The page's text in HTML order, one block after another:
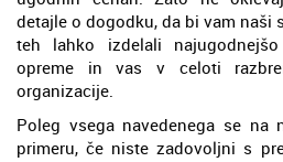
detajle o dogodku, da bi vam naši
teh lahko izdelali
opreme in vas v celoti
organizacije.
Poleg vsega navedenega se
primeru, če niste zadovoljni s